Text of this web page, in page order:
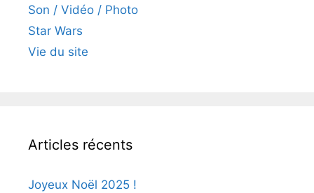
Son / Vidéo / Photo
Star Wars
Vie du site
Articles récents
Joyeux Noël 2025 !